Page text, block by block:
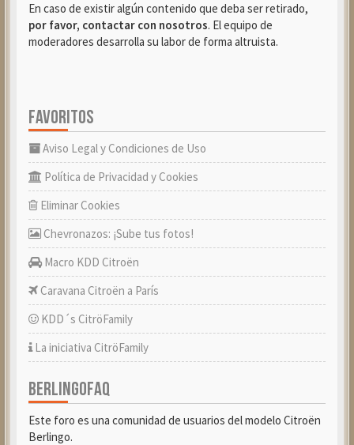
En caso de existir algún contenido que deba ser retirado,
por favor, contactar con nosotros. El equipo de
moderadores desarrolla su labor de forma altruista.
FAVORITOS
Aviso Legal y Condiciones de Uso
Política de Privacidad y Cookies
Eliminar Cookies
Chevronazos: ¡Sube tus fotos!
Macro KDD Citroën
Caravana Citroën a París
KDD´s CitröFamily
La iniciativa CitröFamily
BERLINGOFAQ
Este foro es una comunidad de usuarios del modelo Citroën
Berlingo.